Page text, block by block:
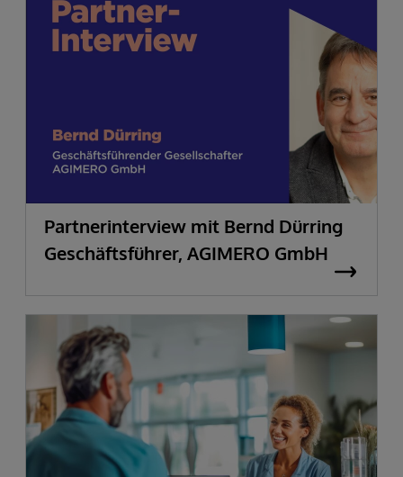
Partnerinterview mit Bernd Dürring
Geschäftsführer, AGIMERO GmbH